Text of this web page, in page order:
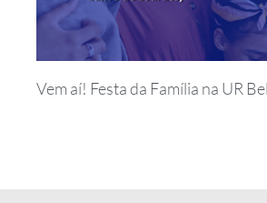
Vem aí! Festa da Família na UR